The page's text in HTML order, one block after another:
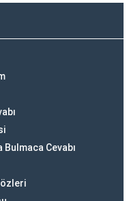
Bulmaca Cevabı